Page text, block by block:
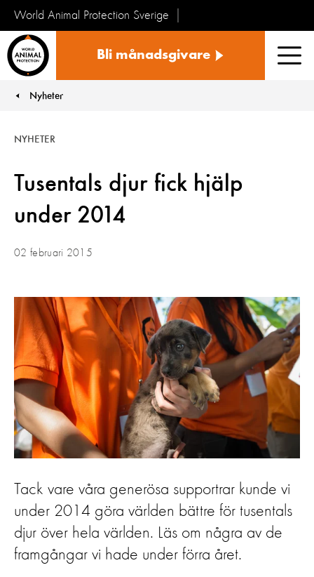
World Animal Protection Sverige
Bli månadsgivare
You are here:
Nyheter
Tusentals djur fick hjälp
under 2014
NYHETER
02 februari 2015
Tack vare våra generösa supportrar kunde vi
under 2014 göra världen bättre för tusentals
djur över hela världen. Läs om några av de
framgångar vi hade under förra året.